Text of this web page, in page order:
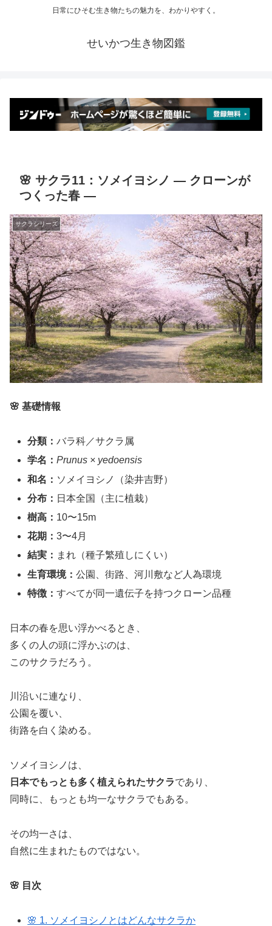
日常にひそむ生き物たちの魅力を、わかりやすく。
せいかつ生き物図鑑
🌸 サクラ11：ソメイヨシノ ― クローンが
つくった春 ―
サクラシリーズ
🌸 基礎情報
分類：バラ科／サクラ属
学名：Prunus × yedoensis
和名： ソメイヨシノ（染井吉野）
分布： 日本全国（主に植栽）
樹高： 10〜15m
花期：3〜4月
結実： まれ（種子繁殖しにくい）
生育環境：公園、街路、河川敷など人為環境
特徴：すべてが同一遺伝子を持つクローン品種
日本の春を思い浮かべるとき、
多くの人の頭に浮かぶのは、
このサクラだろう。
川沿いに連なり、
公園を覆い、
街路を白く染める。
ソメイヨシノは、
日本でもっとも多く植えられたサクラであり、
同時に、もっとも均一なサクラでもある。
その均一さは、
自然に生まれたものではない。
🌸 目次
🌸 1. ソメイヨシノとはどんなサクラか